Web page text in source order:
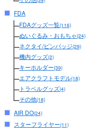
FDA
FDAグッズ一覧(116)
ぬいぐるみ・おもちゃ(24)
ネクタイ/ピンバッジ(29)
機内グッズ(2)
キーホルダー(39)
エアクラフトモデル(18)
トラベルグッズ(4)
その他(18)
AIR DO(24)
スターフライヤー(11)